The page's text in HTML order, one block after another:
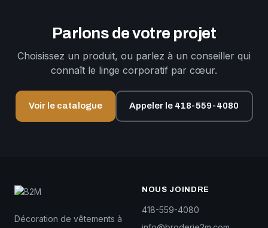
Parlons de votre projet
Choisissez un produit, ou parlez à un conseiller qui
connaît le linge corporatif par cœur.
Voir le catalogue Appeler le 418-559-4080
Décoration de vêtements à
NOUS JOINDRE
418-559-4080